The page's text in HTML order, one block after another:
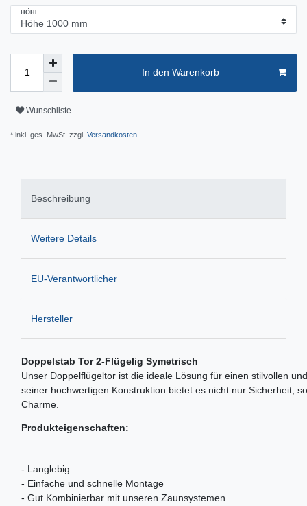
HÖHE
In den Warenkorb
Wunschliste
* inkl. ges. MwSt. zzgl. Versandkosten
Beschreibung
Weitere Details
EU-Verantwortlicher
Hersteller
Doppelstab Tor 2-Flügelig Symetrisch
Unser Doppelflügeltor ist die ideale Lösung für einen stilvollen
seiner hochwertigen Konstruktion bietet es nicht nur Sicherheit,
Charme.
Produkteigenschaften:
- Langlebig
- Einfache und schnelle Montage
- Gut Kombinierbar mit unseren Zaunsystemen